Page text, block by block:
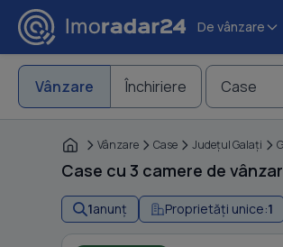
De vânzare
Vânzare Închiriere Case
Vânzare Case Judeţul Galaţi
Case cu 3 camere de
1anunț Proprietăți unice:1